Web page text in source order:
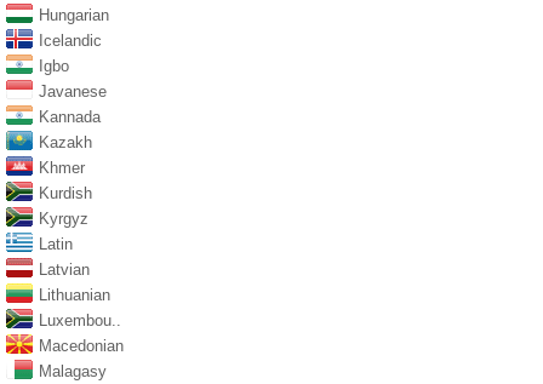
Hungarian
Icelandic
Igbo
Javanese
Kannada
Kazakh
Khmer
Kurdish
Kyrgyz
Latin
Latvian
Lithuanian
Luxembou..
Macedonian
Malagasy